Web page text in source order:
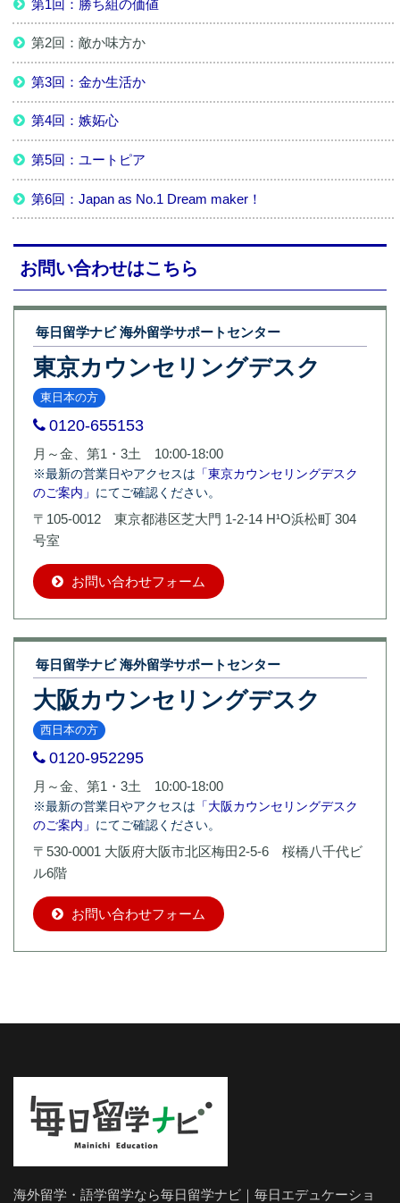
第1回：勝ち組の価値
第2回：敵か味方か
第3回：金か生活か
第4回：嫉妬心
第5回：ユートピア
第6回：Japan as No.1 Dream maker！
お問い合わせはこちら
毎日留学ナビ 海外留学サポートセンター
東京カウンセリングデスク
東日本の方
0120-655153
月～金、第1・3土 10:00-18:00
※最新の営業日やアクセスは 「東京カウンセリングデスク
のご案内」 にてご確認ください。
〒105-0012 東京都港区芝大門 1-2-14 H¹O浜松町 304
号室
お問い合わせフォーム
毎日留学ナビ 海外留学サポートセンター
大阪カウンセリングデスク
西日本の方
0120-952295
月～金、第1・3土 10:00-18:00
※最新の営業日やアクセスは 「大阪カウンセリングデスク
のご案内」 にてご確認ください。
〒530-0001 大阪府大阪市北区梅田2-5-6 桜橋八千代ビ
ル6階
お問い合わせフォーム
海外留学・語学留学なら毎日留学ナビ｜毎日エデュケーショ